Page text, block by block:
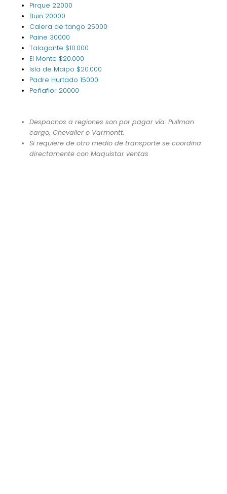
Pirque 22000
Buin 20000
Calera de tango 25000
Paine 30000
Talagante $10.000
El Monte $20.000
Isla de Maipo $20.000
Padre Hurtado15000
Peñaflor 20000
Despachos a regiones son por pagar vía: Pullman
cargo, Chevalier o Varmontt.
Si requiere de otro medio de transporte se coordina
directamente con Maquistar ventas